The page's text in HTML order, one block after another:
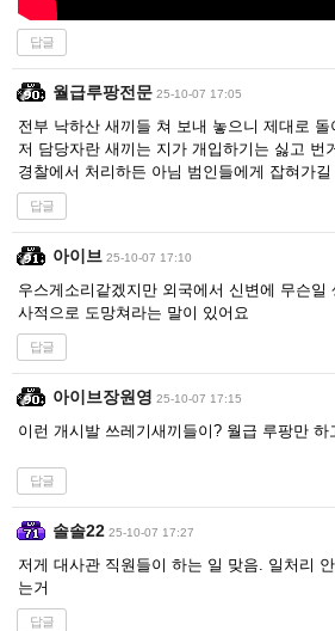
답글
월급루팡전문 25-10-07 17:05
전부 낙하산 새끼들 쳐 보내 놓으니 제대로
저 담당자란 새끼는 지가 개입하기는 싫고 번
경찰에서 처리하든 아님 범인들에게 잡혀가
답글
아이브 25-10-07 17:10
우스게소리같겠지만 외국에서 신변에 무슨일
사적으로 도망쳐라는 말이 있어요
답글
아이브장원영 25-10-07 17:15
이런 개시발 쓰레기새끼들이? 월급 루팡만
답글
솔솔22 25-10-07 17:27
저게 대사관 직원들이 하는 일 맞음. 일처리
는거
답글